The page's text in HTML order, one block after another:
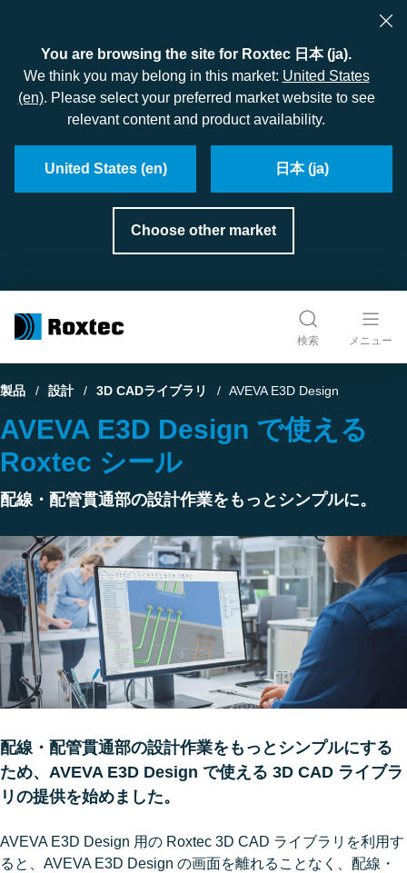
You are browsing the site for Roxtec 日本 (ja).
We think you may belong in this market: United States
(en). Please select your preferred market website to see
relevant content and product availability.
United States (en) 日本 (ja)
Choose other market
検索 メニュー
製品 設計 3D CADライブラリ AVEVA E3D Design
AVEVA E3D Design で使える
Roxtec シール
配線・配管貫通部の設計作業をもっとシンプルに。
配線・配管貫通部の設計作業をもっとシンプルにする
ため、AVEVA E3D Design で使える 3D CAD ライブラ
リの提供を始めました。
AVEVA E3D Design 用の Roxtec 3D CAD ライブラリを利用す
ると、AVEVA E3D Design の画面を離れることなく、配線・